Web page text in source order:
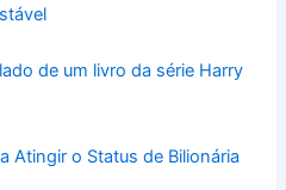
Atingir o Status de Bilionária